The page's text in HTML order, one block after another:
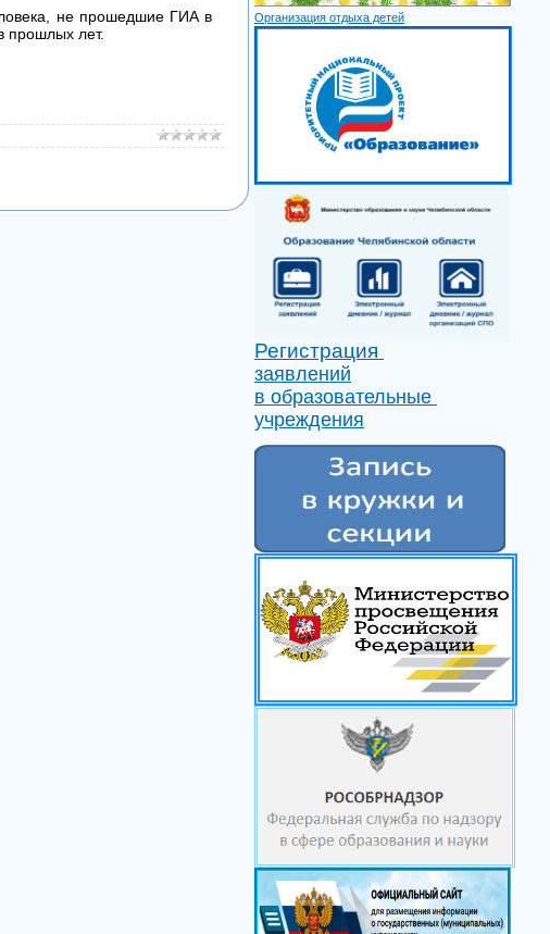
не прошедшие ГИА в
прошлых лет.
Организация отдыха детей
Регистрация
заявлений
в образовательные
учреждения